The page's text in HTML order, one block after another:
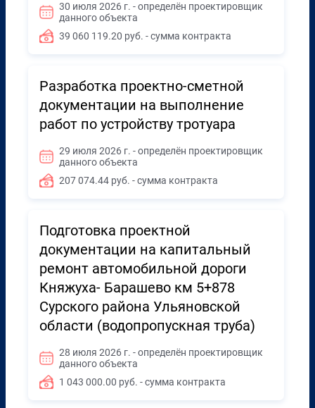
30 июля 2026 г. - определён проектировщик
данного объекта
39 060 119.20 руб. - сумма контракта
Разработка проектно-сметной
документации на выполнение
работ по устройству тротуара
29 июля 2026 г. - определён проектировщик
данного объекта
207 074.44 руб. - сумма контракта
Подготовка проектной
документации на капитальный
ремонт автомобильной дороги
Княжуха- Барашево км 5+878
Сурского района Ульяновской
области (водопропускная труба)
28 июля 2026 г. - определён проектировщик
данного объекта
1 043 000.00 руб. - сумма контракта